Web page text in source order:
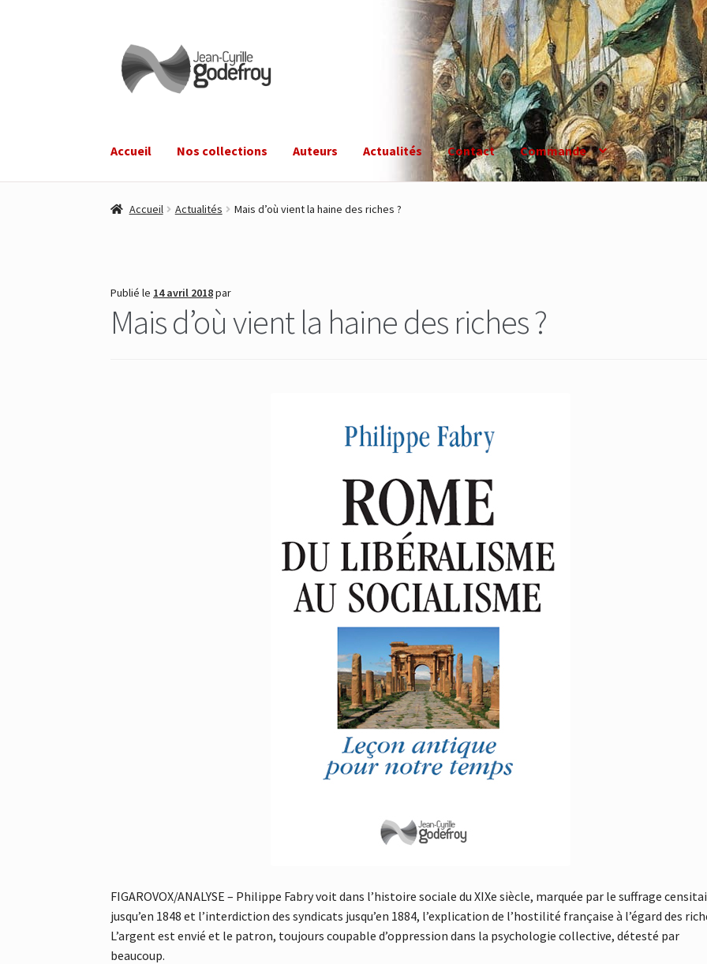
Aller
Aller
au
contenu
Accueil Nos collections Auteurs Actualités Contact Commande
Accueil Actualités Mais d’où vient la haine des riches ?
Publié le 14 avril 2018par
Mais d’où vient la haine des riches ?
FIGAROVOX/ANALYSE – Philippe Fabry voit dans l’histoire sociale du XIXe siècle, marquée par le suffrage
jusqu’en 1848 et l’interdiction des syndicats jusqu’en 1884, l’explication de l’hostilité française à l’égard des
L’argent est envié et le patron, toujours coupable d’oppression dans la psychologie collective, détesté par
beaucoup.